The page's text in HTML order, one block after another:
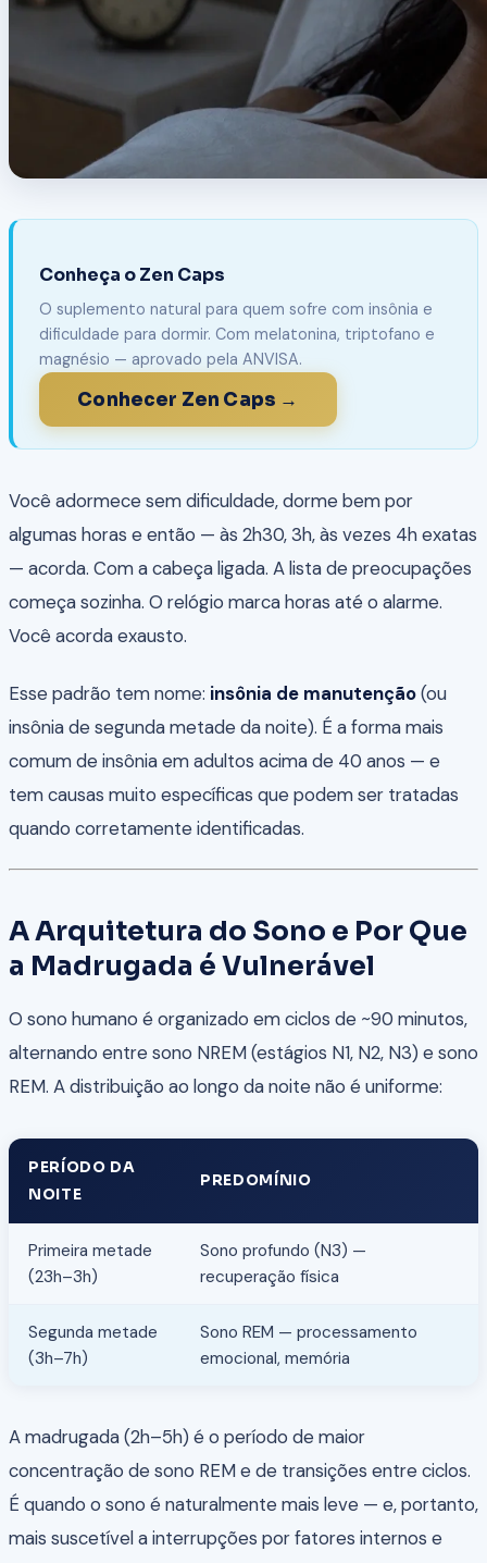
Conheça o Zen Caps
O suplemento natural para quem sofre com insônia e
dificuldade para dormir. Com melatonina, triptofano e
magnésio — aprovado pela ANVISA.
Conhecer Zen Caps →
Você adormece sem dificuldade, dorme bem por
algumas horas e então — às 2h30, 3h, às vezes 4h exatas
— acorda. Com a cabeça ligada. A lista de preocupações
começa sozinha. O relógio marca horas até o alarme.
Você acorda exausto.
Esse padrão tem nome: insônia de manutenção(ou
insônia de segunda metade da noite). É a forma mais
comum de insônia em adultos acima de 40 anos — e
tem causas muito específicas que podem ser tratadas
quando corretamente identificadas.
A Arquitetura do Sono e Por Que
a Madrugada é Vulnerável
O sono humano é organizado em ciclos de ~90 minutos,
alternando entre sono NREM (estágios N1, N2, N3) e sono
REM. A distribuição ao longo da noite não é uniforme:
PERÍODO DA
NOITE
PREDOMÍNIO
Primeira metade
(23h–3h)
Sono profundo (N3) —
recuperação física
Segunda metade
(3h–7h)
Sono REM — processamento
emocional, memória
A madrugada (2h–5h) é o período de maior
concentração de sono REM e de transições entre ciclos.
É quando o sono é naturalmente mais leve — e, portanto,
mais suscetível a interrupções por fatores internos e